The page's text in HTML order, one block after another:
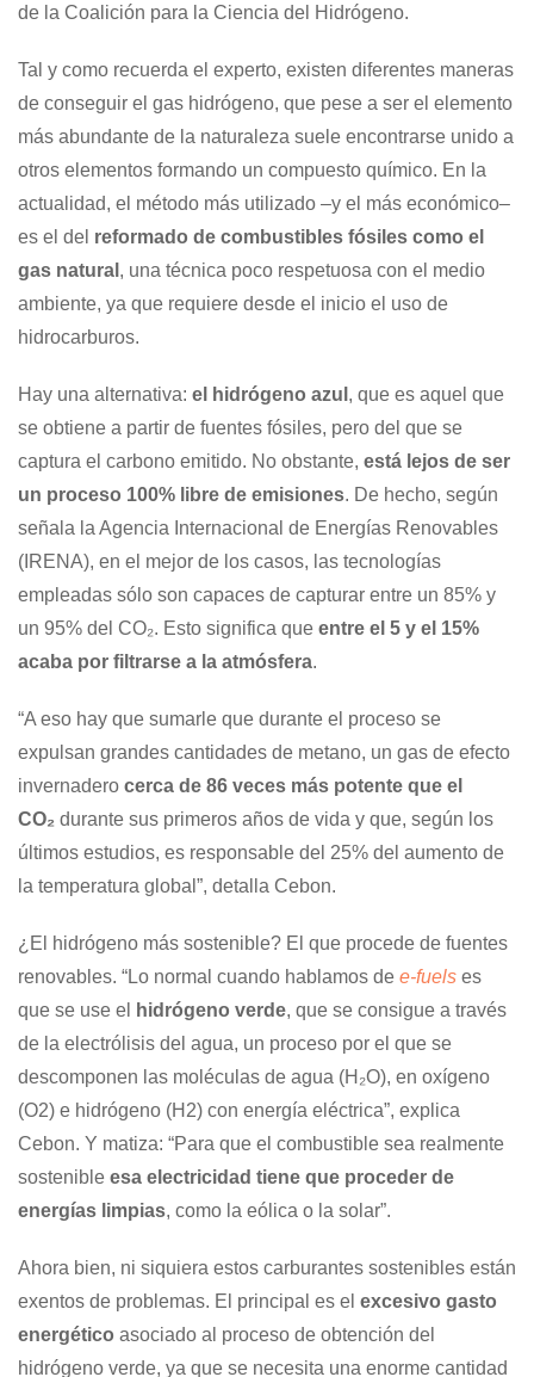
de la Coalición para la Ciencia del Hidrógeno.
Tal y como recuerda el experto, existen diferentes maneras
de conseguir el gas hidrógeno, que pese a ser el elemento
más abundante de la naturaleza suele encontrarse unido a
otros elementos formando un compuesto químico. En la
actualidad, el método más utilizado –y el más económico–
es el del reformado de combustibles fósiles como el
gas natural , una técnica poco respetuosa con el medio
ambiente, ya que requiere desde el inicio el uso de
hidrocarburos.
Hay una alternativa: el hidrógeno azul , que es aquel que
se obtiene a partir de fuentes fósiles, pero del que se
captura el carbono emitido. No obstante, está lejos de ser
un proceso 100% libre de emisiones. De hecho, según
señala la Agencia Internacional de Energías Renovables
(IRENA), en el mejor de los casos, las tecnologías
empleadas sólo son capaces de capturar entre un 85% y
un 95% del CO₂. Esto significa que entre el 5 y el 15%
acaba por filtrarse a la atmósfera.
“A eso hay que sumarle que durante el proceso se
expulsan grandes cantidades de metano, un gas de efecto
invernadero cerca de 86 veces más potente que el
CO₂ durante sus primeros años de vida y que, según los
últimos estudios, es responsable del 25% del aumento de
la temperatura global”, detalla Cebon.
¿El hidrógeno más sostenible? El que procede de fuentes
renovables. “Lo normal cuando hablamos de e-fuels es
que se use el
hidrógeno verde, que se consigue a través
de la electrólisis del agua, un proceso por el que se
descomponen las moléculas de agua (H₂O), en oxígeno
(O2) e hidrógeno (H2) con energía eléctrica”, explica
Cebon. Y matiza: “Para que el combustible sea realmente
sostenible esa electricidad tiene que proceder de
energías limpias, como la eólica o la solar”.
Ahora bien, ni siquiera estos carburantes sostenibles están
exentos de problemas. El principal es el excesivo gasto
energético asociado al proceso de obtención del
hidrógeno verde, ya que se necesita una enorme cantidad